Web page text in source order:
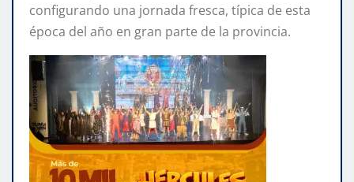
configurando una jornada fresca, típica de esta
época del año en gran parte de la provincia.